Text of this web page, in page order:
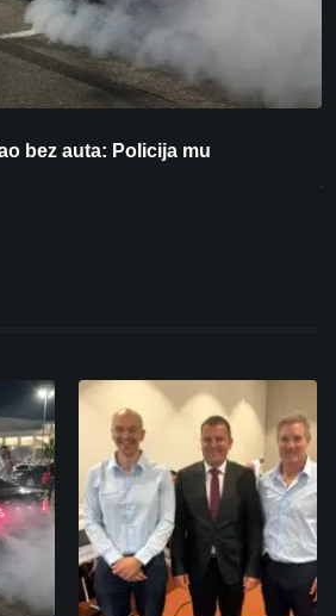
bez auta: Policija mu